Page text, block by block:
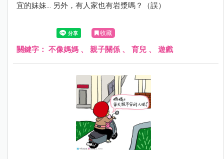
宜的妹妹... 另外，有人家也有岩漿嗎？（誤）
收藏
關鍵字： 不像媽媽 、 親子關係 、 育兒 、 遊戲